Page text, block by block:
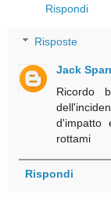
Rispondi
Risposte
Jack
Ricordo
d'impatto
rottami
Rispondi